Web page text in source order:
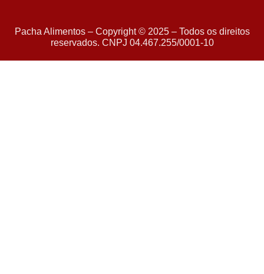
Pacha Alimentos – Copyright © 2025 – Todos os direitos
reservados. CNPJ 04.467.255/0001-10